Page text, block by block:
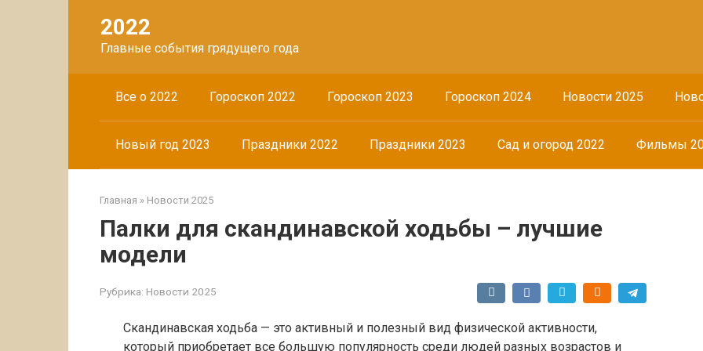
2022
Главные события грядущего года
Все о 2022 Гороскоп 2022 Гороскоп 2023 Гороскоп 2024 Новости 2025
Новый год 2023 Праздники 2022 Праздники 2023 Сад и огород 2022 Фильмы
Главная » Новости 2025
Палки для скандинавской ходьбы – лучшие
модели
Рубрика: Новости 2025
Скандинавская ходьба — это активный и полезный вид физической активности,
который приобретает все большую популярность среди людей разных возрастов и